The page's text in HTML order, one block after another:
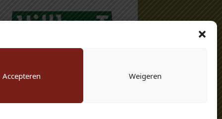
Accepteren Weigeren